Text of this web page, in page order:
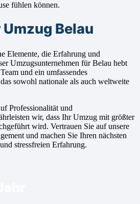
fühlen können.
Belau
Elemente, die Erfahrung und
Umzugsunternehmen für Belau hebt
und ein umfassendes
sowohl nationale als auch weltweite
Professionalität und
wir, dass Ihr Umzug mit größter
wird. Vertrauen Sie auf unsere
und machen Sie Ihren nächsten
stressfreien Erfahrung.